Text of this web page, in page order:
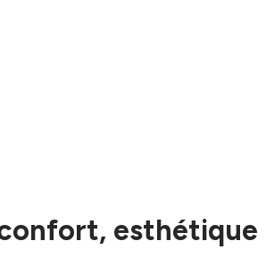
esthétique